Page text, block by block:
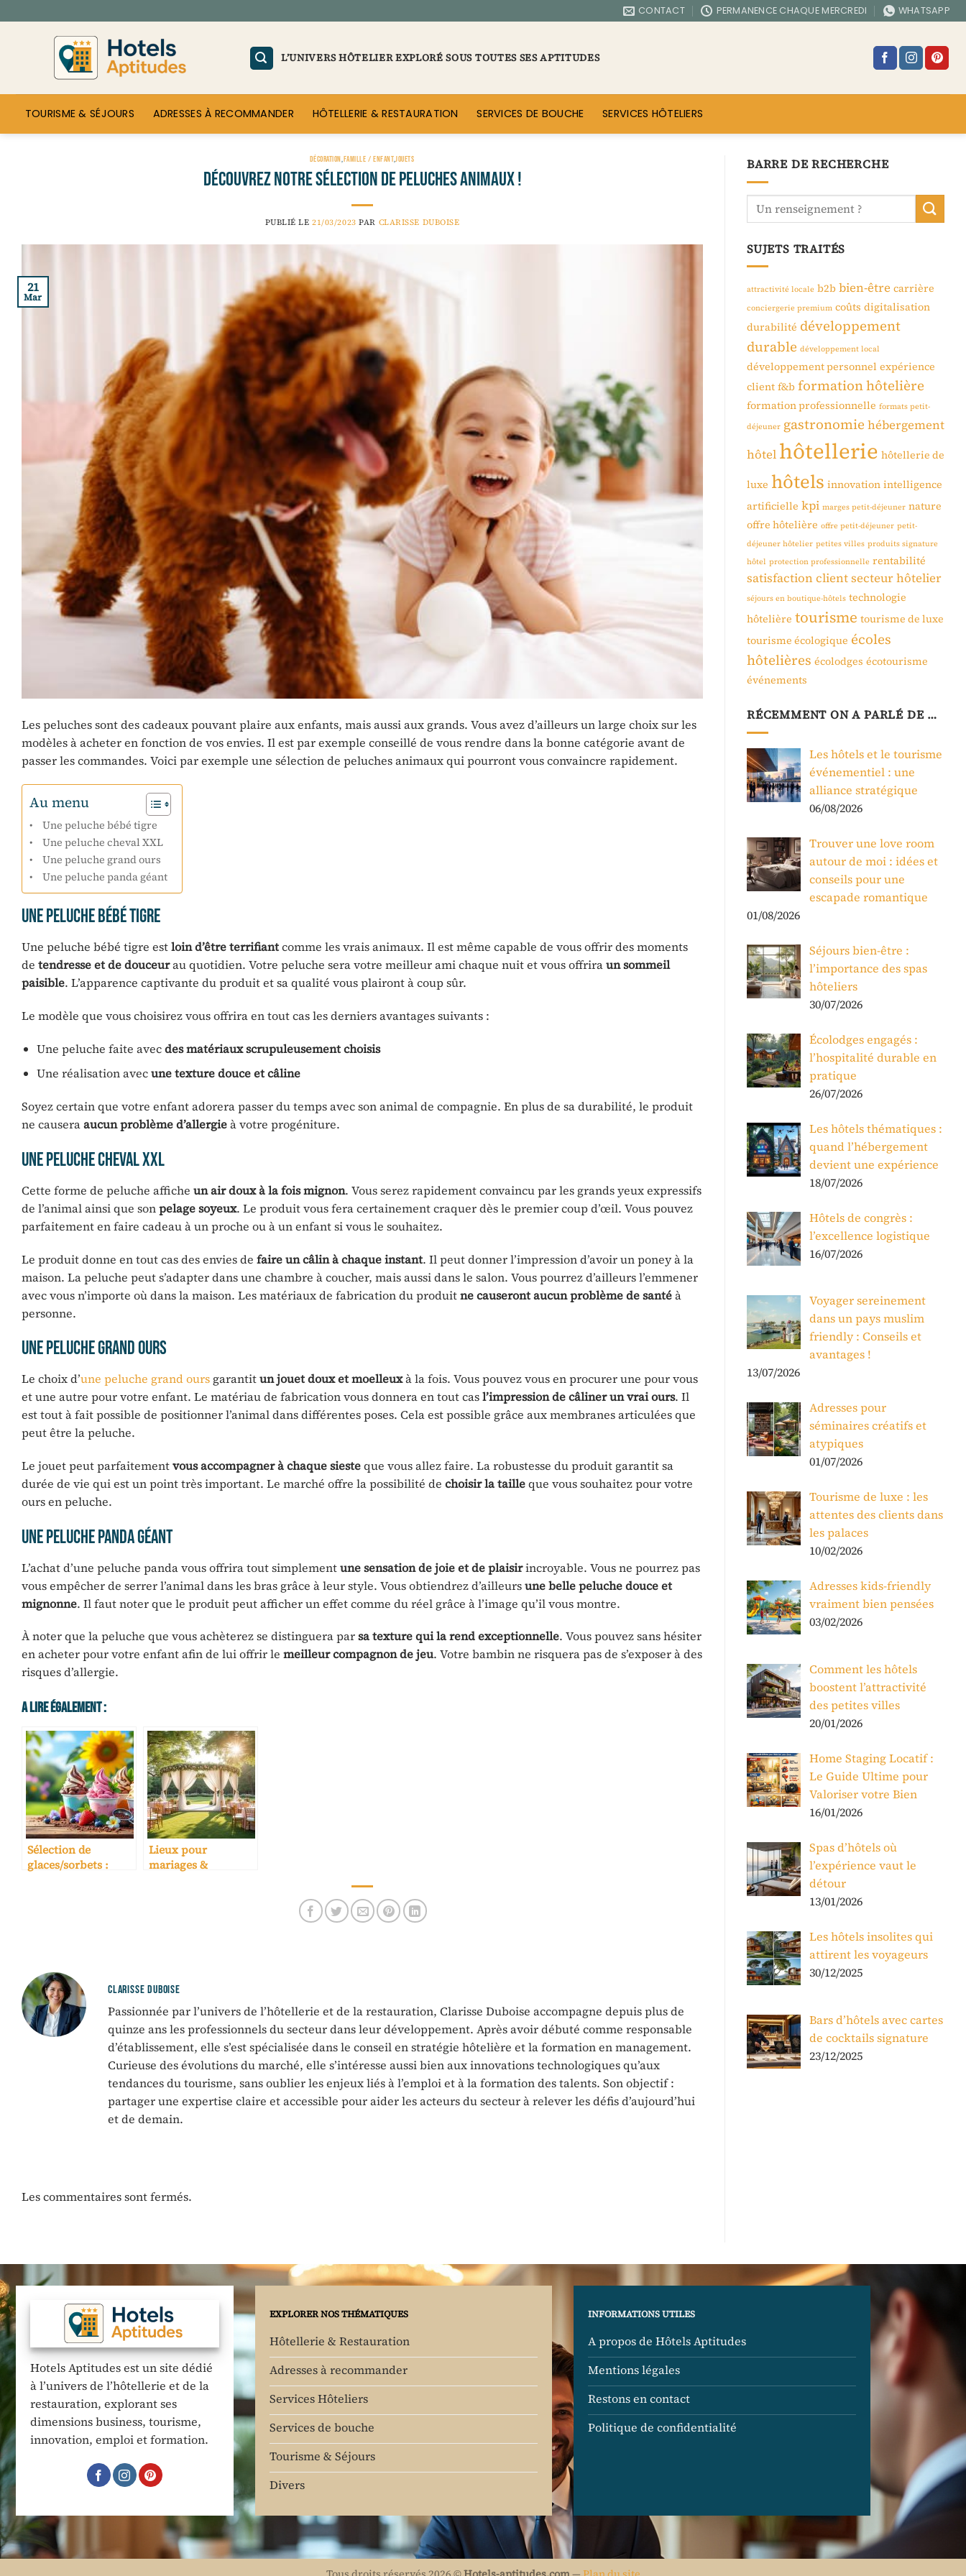
au
CONTACT PERMANENCE CHAQUE MERCREDI WHATSAPP
L’UNIVERS HÔTELIER EXPLORÉ SOUS TOUTES SES APTITUDES
TOURISME & SÉJOURS ADRESSES À RECOMMANDER HÔTELLERIE & RESTAURATION SERVICES DE BOUCHE SERVICES HÔTELIERS
DÉCORATION,FAMILLE / ENFANT,JOUETS
Découvrez notre sélection de peluches animaux !
PUBLIÉ LE21/03/2023 PAR CLARISSE DUBOISE
21
Mar
Les peluches sont des cadeaux pouvant plaire aux enfants, mais aussi aux grands. Vous avez d’ailleurs un large choix sur les
modèles à acheter en fonction de vos envies. Il est par exemple conseillé de vous rendre dans la bonne catégorie avant de
passer les commandes. Voici par exemple une sélection de peluches animaux qui pourront vous convaincre rapidement.
Au menu
Une peluche bébé tigre
Une peluche cheval XXL
Une peluche grand ours
Une peluche panda géant
Une peluche bébé tigre
Une peluche bébé tigre estloin d’être terrifiantcomme les vrais animaux. Il est même capable de vous offrir des moments
de tendresse et de douceurau quotidien. Votre peluche sera votre meilleur ami chaque nuit et vous offriraun sommeil
paisible. L’apparence captivante du produit et sa qualité vous plairont à coup sûr.
Le modèle que vous choisirez vous offrira en tout cas les derniers avantages suivants :
Une peluche faite avecdes matériaux scrupuleusement choisis
Une réalisation avecunetexture douce et câline
Soyez certain que votre enfant adorera passer du temps avec son animal de compagnie. En plus de sa durabilité, le produit
ne causeraaucun problème d’allergieà votre progéniture.
Une peluche cheval XXL
Cette forme de peluche affiche un air doux à la fois mignon. Vous serez rapidement convaincu par les grands yeux expressifs
de l’animal ainsi que sonpelagesoyeux. Le produit vous fera certainement craquer dès le premier coup d’œil. Vous pouvez
parfaitement en faire cadeau à un proche ou à un enfant si vous le souhaitez.
Le produit donne en tout cas des envies de faireun câlin à chaque instant. Il peut donner l’impression d’avoir un poney à la
maison. La peluche peut s’adapter dans une chambre à coucher, mais aussi dans le salon. Vous pourrez d’ailleurs l’emmener
avec vous n’importe où dans la maison. Les matériaux de fabrication du produitnecauseront aucun problème desantéà
personne.
Une peluche grand ours
Le choix d’une peluche grand ours garantitunjouetdoux et moelleuxà la fois. Vous pouvez vous en procurer une pour vous
et une autre pour votre enfant. Le matériau de fabrication vous donnera en tout casl’impression de câliner un vrai ours. Il
est tout à fait possible de positionner l’animal dans différentes poses. Cela est possible grâce aux membranes articulées que
peut être la peluche.
Le jouet peut parfaitementvous accompagner à chaque siesteque vous allez faire. La robustesse du produit garantit sa
durée de vie qui est un point très important. Le marché offre la possibilité de choisir la tailleque vous souhaitez pour votre
ours en peluche.
Une peluche panda géant
L’achat d’une peluche panda vous offrira tout simplementunesensation de joie et de plaisirincroyable. Vous ne pourrez pas
vous empêcher de serrer l’animal dans les bras grâce à leur style. Vous obtiendrez d’ailleursunebelle peluche douce et
mignonne. Il faut noter que le produit peut afficher un effet comme du réel grâce à l’image qu’il vous montre.
À noter que la peluche que vous achèterez se distinguera parsa texture qui larendexceptionnelle. Vous pouvez sans hésiter
en acheter pour votre enfant afin de lui offrir le meilleur compagnon dejeu. Votre bambin ne risquera pas de s’exposer à des
risques d’allergie.
A Lire Également :
Sélection de
glaces/sorbets :
Lieux pour
mariages &
CLARISSE DUBOISE
Passionnée par l’univers de l’hôtellerie et de la restauration, Clarisse Duboise accompagne depuis plus de
quinze ans les professionnels du secteur dans leur développement. Après avoir débuté comme responsable
d’établissement, elle s’est spécialisée dans le conseil en stratégie hôtelière et la formation en management.
Curieuse des évolutions du marché, elle s’intéresse aussi bien aux innovations technologiques qu’aux
tendances du tourisme, sans oublier les enjeux liés à l’emploi et à la formation des talents. Son objectif :
partager une expertise claire et accessible pour aider les acteurs du secteur à relever les défis d’aujourd’hui
et de demain.
Les commentaires sont fermés.
BARRE DE RECHERCHE
SUJETS TRAITÉS
attractivité locale b2b bien-être carrière
conciergerie premium coûts digitalisation
durabilité développement
durable développement local
développement personnel expérience
client f&b formation hôtelière
formation professionnelle formats petit-
déjeuner gastronomie hébergement
hôtel hôtellerie hôtellerie de
luxe hôtels innovation intelligence
artificielle kpi marges petit-déjeuner nature
offre hôtelière offre petit-déjeuner petit-
déjeuner hôtelier petites villes produits signature
hôtel protection professionnelle rentabilité
satisfaction clientsecteur hôtelier
séjours en boutique-hôtels technologie
hôtelière tourisme tourisme de luxe
tourisme écologique écoles
hôtelières écolodges écotourisme
événements
RÉCEMMENT ON A PARLÉ DE …
Les hôtels et le tourisme
événementiel : une
alliance stratégique
06/08/2026
Trouver une love room
autour de moi : idées et
conseils pour une
escapade romantique
01/08/2026
Séjours bien-être :
l’importance des spas
hôteliers
30/07/2026
Écolodges engagés :
l’hospitalité durable en
pratique
26/07/2026
Les hôtels thématiques :
quand l’hébergement
devient une expérience
18/07/2026
Hôtels de congrès :
l’excellence logistique
16/07/2026
Voyager sereinement
dans un pays muslim
friendly : Conseils et
avantages !
13/07/2026
Adresses pour
séminaires créatifs et
atypiques
01/07/2026
Tourisme de luxe : les
attentes des clients dans
les palaces
10/02/2026
Adresses kids-friendly
vraiment bien pensées
03/02/2026
Comment les hôtels
boostent l’attractivité
des petites villes
20/01/2026
Home Staging Locatif :
Le Guide Ultime pour
Valoriser votre Bien
16/01/2026
Spas d’hôtels où
l’expérience vaut le
détour
13/01/2026
Les hôtels insolites qui
attirent les voyageurs
30/12/2025
Bars d’hôtels avec cartes
de cocktails signature
23/12/2025
Hotels Aptitudes est un site dédié
à l’univers de l’hôtellerie et de la
restauration, explorant ses
dimensions business, tourisme,
innovation, emploi et formation.
EXPLORER NOS THÉMATIQUES
Hôtellerie & Restauration
Adresses à recommander
Services Hôteliers
Services de bouche
Tourisme & Séjours
Divers
INFORMATIONS UTILES
A propos de Hôtels Aptitudes
Mentions légales
Restons en contact
Politique de confidentialité